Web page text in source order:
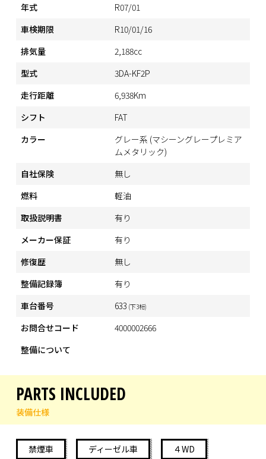
年式
R07/01
車検期限
R10/01/16
排気量
2,188cc
型式
3DA-KF2P
走行距離
6,938Km
シフト
FAT
カラー
グレー系 (マシーングレープレミア
ムメタリック)
自社保険
無し
燃料
軽油
取扱説明書
有り
メーカー保証
有り
修復歴
無し
整備記録簿
有り
車台番号
633 (下3桁)
お問合せコード
4000002666
整備について
PARTS INCLUDED
装備仕様
禁煙車 ディーゼル車 ４WD